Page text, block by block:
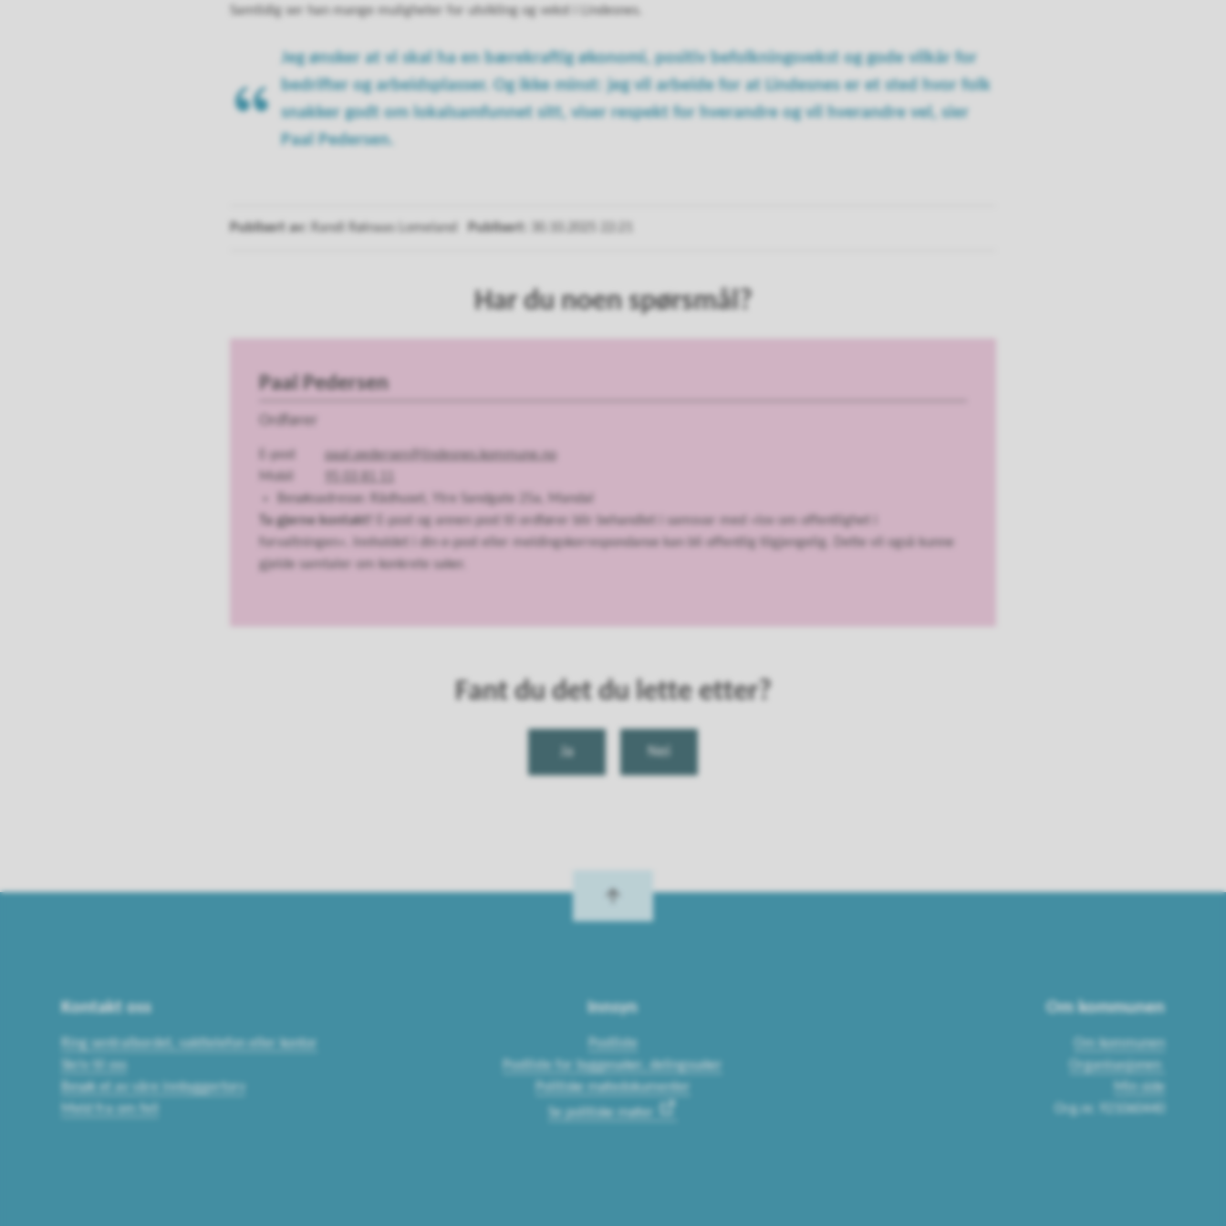
Samtidig ser han mange muligheter for utvikling og vekst i Lindesnes.
Jeg ønsker at vi skal ha en bærekraftig økonomi, positiv befolkningsvekst og gode vilkår for
bedrifter og arbeidsplasser. Og ikke minst: jeg vil arbeide for at Lindesnes er et sted hvor folk
snakker godt om lokalsamfunnet sitt, viser respekt for hverandre og vil hverandre vel, sier
Paal Pedersen.
Publisert av Randi Røinaas Lomeland Publisert
Har du noen spørsmål?
Paal Pedersen
Ordfører
E-post
paal.pedersen@lindesnes.kommune.no
Besøksadresse: Rådhuset, Ytre Sandgate 25a, Mandal
Ta gjerne kontakt!
E-post og annen post til ordfører blir behandlet i samsvar med «lov om offentlighet i
forvaltningen». Innholdet i din e-post eller meldingskorrespondanse kan bli offentlig tilgjengelig. Dette vil også kunne
gjelde samtaler om konkrete saker.
Fant du det du lette etter?
Ja Nei
Kontakt oss
Ring sentralbordet, vakttelefon eller kontor
Skriv til oss
Besøk et av våre innbyggertorv
Meld fra om feil
Innsyn
Postliste
Postliste for byggesaker, delingssaker
Politiske møtedokumenter
Se politiske møter
Om kommunen
Om kommunen
Organisasjonen
Min side
Org.nr. 921060440